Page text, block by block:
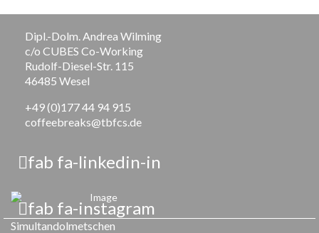
Dipl.-Dolm. Andrea Wilming
c/o CUBES Co-Working
Rudolf-Diesel-Str. 115
46485 Wesel
+49 (0)177 44 94 915
coffeebreaks@tbfcs.de
fab fa-linkedin-in
fab fa-instagram
Simultandolmetschen